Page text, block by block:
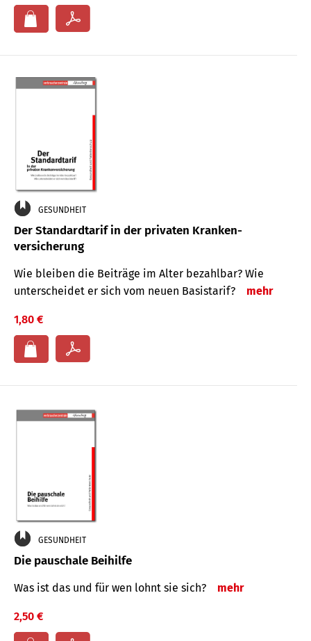
GESUNDHEIT
Der Standard­tarif in der privaten Kranken­
versicherung
Wie bleiben die Beiträge im Alter bezahlbar? Wie
unterscheidet er sich vom neuen Basistarif?
mehr
1,80 €
GESUNDHEIT
Die pauschale Beihilfe
Was ist das und für wen lohnt sie sich? mehr
2,50 €